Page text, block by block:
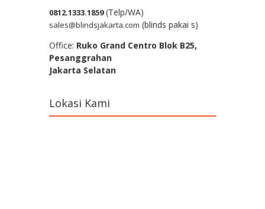
0812.1333.1859 (Telp/WA)
sales@blindsjakarta.com (blinds pakai s)
Office: Ruko Grand Centro Blok B25,
Pesanggrahan
Jakarta Selatan
Lokasi Kami